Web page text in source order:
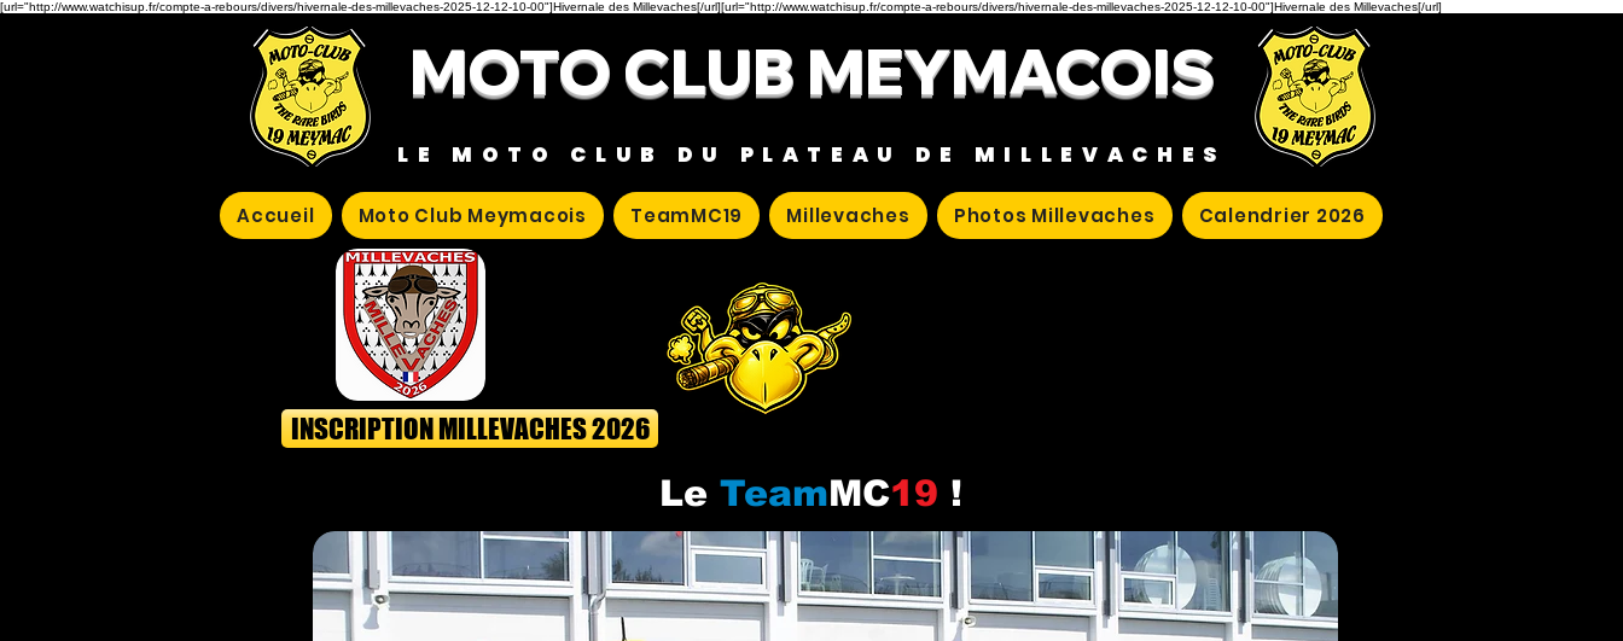
[url="http://www.watchisup.fr/compte-a-rebours/divers/hivernale-des-millevaches-2025-12-12-10-00"]Hivernale des Millevaches[/url][url="http://www.watchisup.fr/compte-a-rebours/divers/hivernale-des-millevaches-2025-12-12-10-00"]Hivernale des Millevaches[/url]
MOTO CLUB MEYMACOIS
LE MOTO CLUB DU PLATEAU DE MILLEVACHES
Accueil Moto Club Meymacois TeamMC19 Millevaches Photos Millevaches Calendrier 2026
INSCRIPTION MILLEVACHES 2026
Le TeamMC19 !